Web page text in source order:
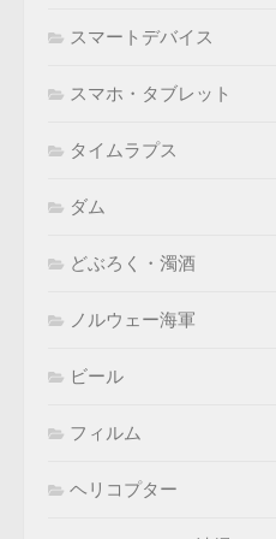
スマートデバイス
スマホ・タブレット
タイムラプス
ダム
どぶろく・濁酒
ノルウェー海軍
ビール
フィルム
ヘリコプター